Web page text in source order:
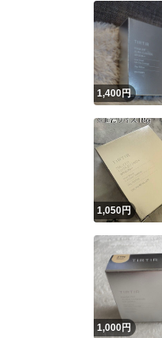
1,400円
1,050円
1,000円